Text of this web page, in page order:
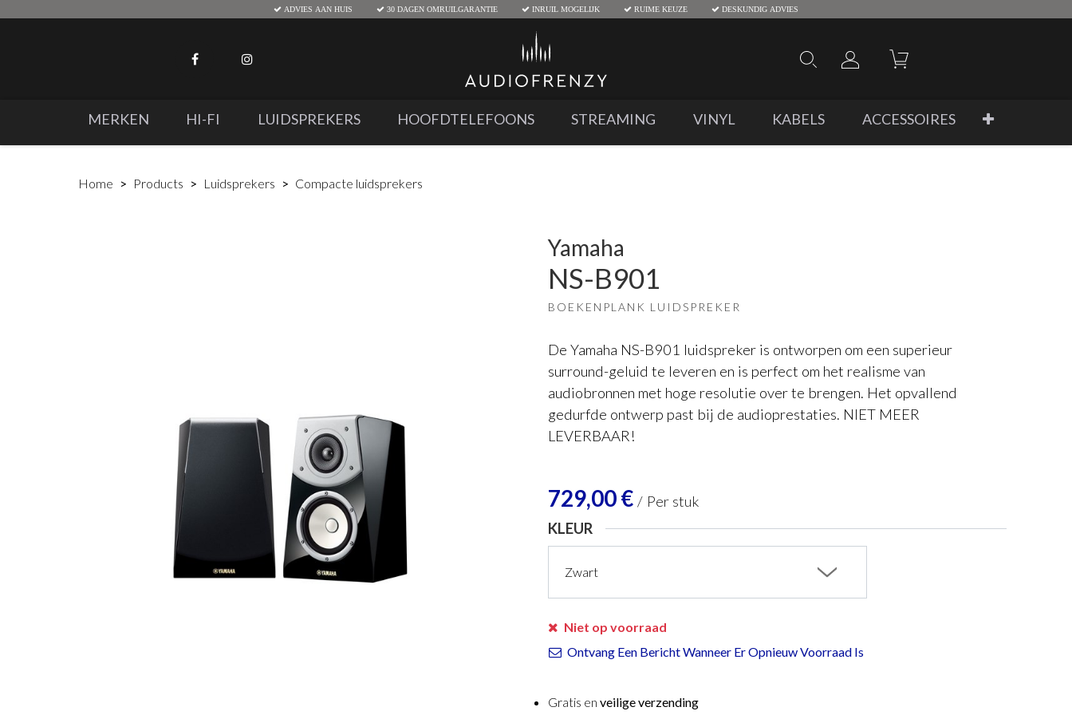
ADVIES AAN HUIS 30 DAGEN OMRUILGARANTIE INRUIL MOGELIJK RUIME KEUZE DESKUNDIG ADVIES
MERKEN HI-FI LUIDSPREKERS HOOFDTELEFOONS STREAMING VINYL KABELS ACCESSOIRES
Home Products Luidsprekers Compacte luidsprekers
Yamaha
NS-B901
BOEKENPLANK LUIDSPREKER
De Yamaha NS-B901 luidspreker is ontworpen om een superieur
surround-geluid te leveren en is perfect om het realisme van
audiobronnen met hoge resolutie over te brengen. Het opvallend
gedurfde ontwerp past bij de audioprestaties. NIET MEER
LEVERBAAR!
729,00€ / Per stuk
KLEUR
Niet op voorraad
Ontvang Een Bericht Wanneer Er Opnieuw Voorraad Is
Gratis en veilige verzending